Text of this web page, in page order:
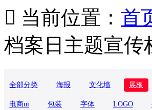
 当前位置： 首
档案日主题宣传
全部分类 海报 文化墙 展板
电商ui 包装 字体 LOGO